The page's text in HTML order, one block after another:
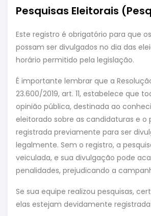
Pesquisas Eleitorais
Este registro é obrigatório para que
possam ser divulgados no dia das
horário permitido pela legislação.
É importante lembrar que a
23.600/2019, art. 11, estabelece que
opinião pública, destinada ao
eleitorado sobre as candidaturas e o
registrada previamente para ser
legalmente. Sem o registro, a
veiculada, e sua divulgação pode
penalidades, prejudicando a
Se sua equipe realizou pesquisas,
elas estejam devidamente